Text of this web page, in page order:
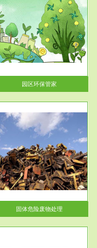
园区环保管家
固体危险废物处理